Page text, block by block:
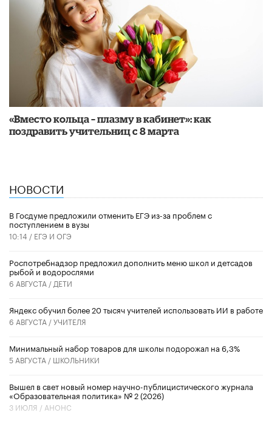
«Вместо кольца – плазму в кабинет»: как
поздравить учительниц с 8 марта
НОВОСТИ
В Госдуме предложили отменить ЕГЭ из-за проблем с
поступлением в вузы
10:14 / ЕГЭ И ОГЭ
Роспотребнадзор предложил дополнить меню школ и детсадов
рыбой и водорослями
6 АВГУСТА / ДЕТИ
​Яндекс обучил более 20 тысяч учителей использовать ИИ в работе
6 АВГУСТА /УЧИТЕЛЯ
Минимальный набор товаров для школы подорожал на 6,3%
5 АВГУСТА / ШКОЛЬНИКИ
Вышел в свет новый номер научно-публицистического журнала
«Образовательная политика» № 2 (2026)
3 ИЮЛЯ / АНОНС